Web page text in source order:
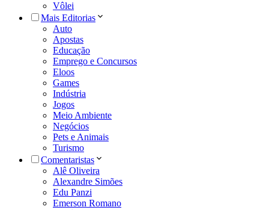
Vôlei
Mais Editorias
Auto
Apostas
Educação
Emprego e Concursos
Eloos
Games
Indústria
Jogos
Meio Ambiente
Negócios
Pets e Animais
Turismo
Comentaristas
Alê Oliveira
Alexandre Simões
Edu Panzi
Emerson Romano